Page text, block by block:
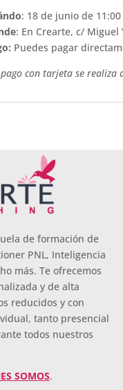
: 18 de junio de
: En Crearte, c/
Puedes pagar
con tarjeta se realiza
de formación de
PNL, Inteligencia
más. Te ofrecemos
y de alta
reducidos y con
tanto presencial
todos nuestros
SOMOS.